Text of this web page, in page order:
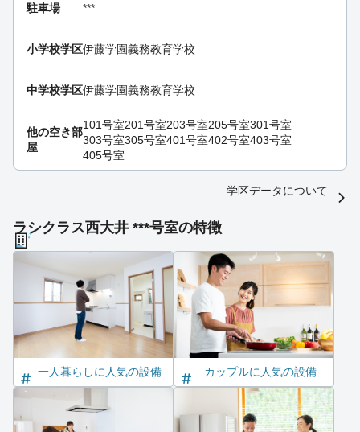
駐車場 ***
小学校学区伊藤学園義務教育学校
中学校学区伊藤学園義務教育学校
他の空き部
屋
101号室201号室203号室205号室301号室
303号室305号室401号室402号室403号室
405号室
学区データについて
ラシクラス西大井 ***号室の特徴
一人暮らしに人気の設備 カップルに人気の設備